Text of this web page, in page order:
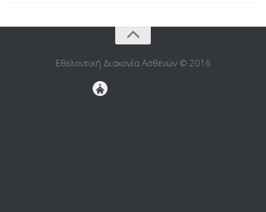
Εθελοντική Διακονία Ασθενών © 2016